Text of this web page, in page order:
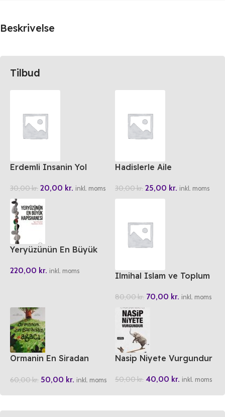
Beskrivelse
Tilbud
Erdemli Insanin Yol
30,00kr. 20,00 kr. inkl. moms
Hadislerle Aile
30,00kr. 25,00 kr. inkl. moms
Yeryüzünün En Büyük
Altindaki Topraklarin
220,00 kr. inkl. moms
Ilmihal Islam ve Toplum
80,00kr. 70,00 kr. inkl. moms
Ormanin En Siradan
60,00kr. 50,00 kr. inkl. moms
Nasip Niyete Vurgundur
50,00kr. 40,00 kr. inkl. moms